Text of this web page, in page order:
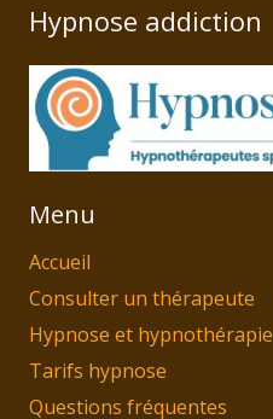
Hypnose addiction
Menu
Accueil
Consulter un thérapeute
Hypnose et hypnothérapie
Tarifs hypnose
Questions fréquentes